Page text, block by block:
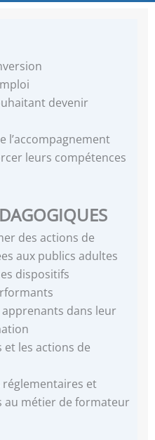
devenir
l’accompagnement
leurs compétences
des actions de
aux publics adultes
dispositifs
dans leur
et les actions de
réglementaires et
au métier de formateur